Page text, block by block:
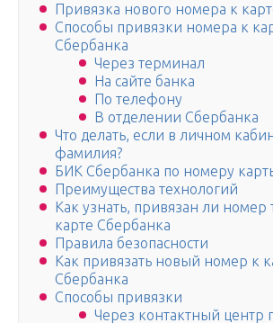
Привязка нового номера к
Способы привязки номера к
Сбербанка
Через терминал
На сайте банка
По телефону
В отделении Сбербанка
Что делать, если в личном
фамилия?
БИК Сбербанка по номеру
Преимущества технологий
Как узнать, привязан ли номер
карте Сбербанка
Правила безопасности
Как привязать новый номер к
Сбербанка
Способы привязки
Через контактный центр